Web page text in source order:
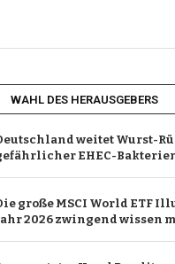
WAHL DES HERAUSGEBERS
weitet Wurst-
EHEC-
große MSCI World ETF
2026 zwingend wissen